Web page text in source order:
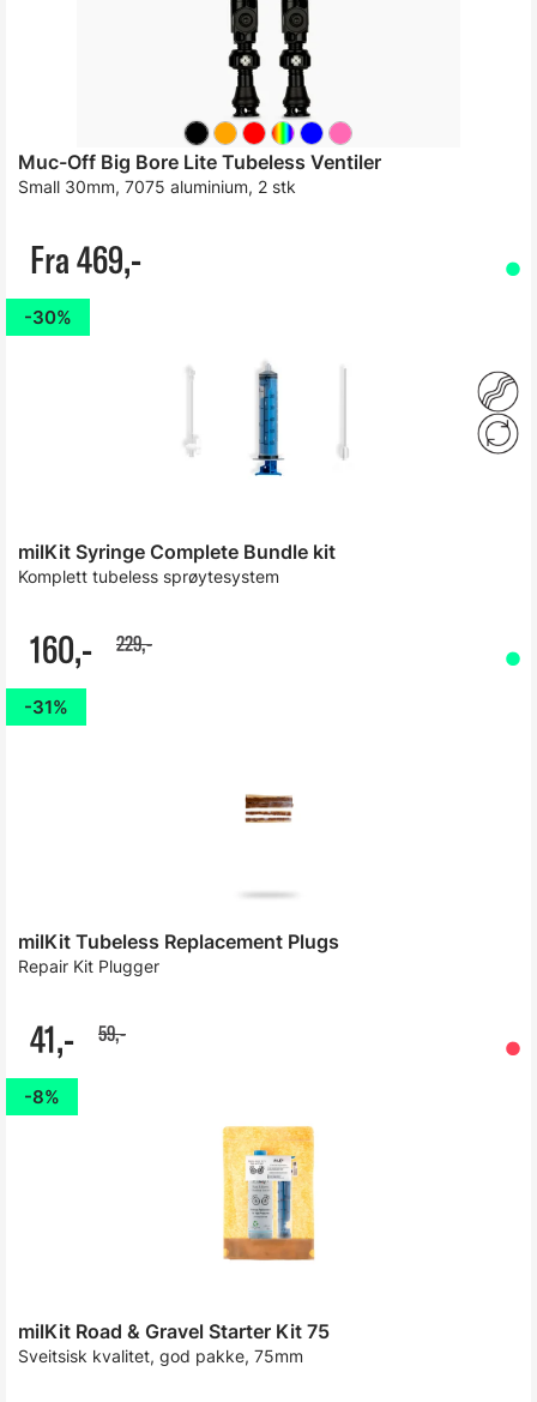
Muc-Off Big Bore Lite Tubeless Ventiler
Small 30mm, 7075 aluminium, 2 stk
Fra 469,-
30%
milKit Syringe Complete Bundle kit
Komplett tubeless sprøytesystem
160,- 229,-
31%
milKit Tubeless Replacement Plugs
Repair Kit Plugger
41,- 59,-
8%
milKit Road & Gravel Starter Kit 75
Sveitsisk kvalitet, god pakke, 75mm